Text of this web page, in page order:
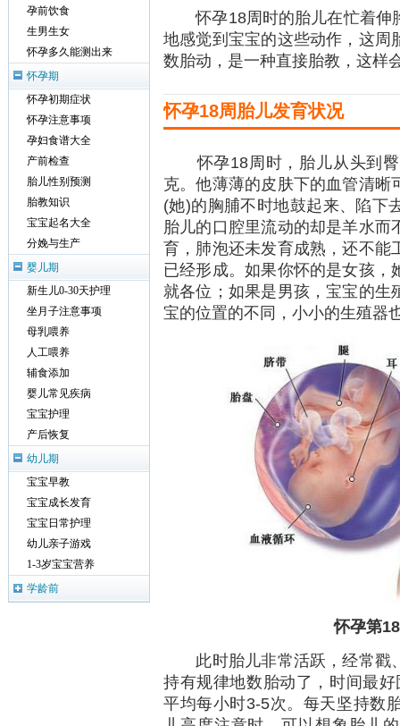
怀孕18周时的胎儿在忙着伸
地感觉到宝宝的这些动作，这周
数胎动，是一种直接胎教，这样
怀孕18周胎儿发育状况
怀孕18周时，胎儿从头到臀
克。他薄薄的皮肤下的血管清晰
(她)的胸脯不时地鼓起来、陷下
胎儿的口腔里流动的却是羊水
育，肺泡还未发育成熟，还不能
已经形成。如果你怀的是女孩，
就各位；如果是男孩，宝宝的生
宝的位置的不同，小小的生殖器
怀孕第
此时胎儿非常活跃，经常戳
持有规律地数胎动了，时间最
平均每小时3-5次。每天坚持数
孕前饮食
生男生女
怀孕多久能测出来
怀孕期
怀孕初期症状
怀孕注意事项
孕妇食谱大全
产前检查
胎儿性别预测
胎教知识
宝宝起名大全
分娩与生产
婴儿期
新生儿0-30天护理
坐月子注意事项
母乳喂养
人工喂养
辅食添加
婴儿常见疾病
宝宝护理
产后恢复
幼儿期
宝宝早教
宝宝成长发育
宝宝日常护理
幼儿亲子游戏
1-3岁宝宝营养
学龄前